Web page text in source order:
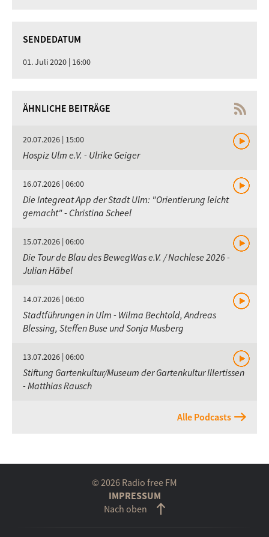
SENDEDATUM
01. Juli 2020 | 16:00
ÄHNLICHE BEITRÄGE
20.07.2026 | 15:00
Hospiz Ulm e.V. - Ulrike Geiger
16.07.2026 | 06:00
Die Integreat App der Stadt Ulm: "Orientierung leicht
gemacht" - Christina Scheel
15.07.2026 | 06:00
Die Tour de Blau des BewegWas e.V. / Nachlese 2026 -
Julian Häbel
14.07.2026 | 06:00
Stadtführungen in Ulm - Wilma Bechtold, Andreas
Blessing, Steffen Buse und Sonja Musberg
13.07.2026 | 06:00
Stiftung Gartenkultur/Museum der Gartenkultur Illertissen
- Matthias Rausch
Alle Podcasts
© 2026 Radio free FM
IMPRESSUM
Nach oben